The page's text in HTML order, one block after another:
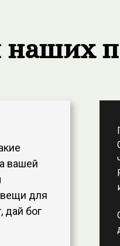
вашей
вещи для
дай бог